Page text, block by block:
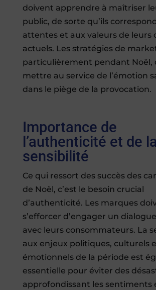
doivent apprendre à maîtriser
public, de sorte qu’ils
attentes et aux valeurs de leurs
actuels. Les stratégies de
particulièrement pendant Noël,
mettre au service de l’émotion
dans le piège de la provocation.
Importance de
l’authenticité et de la
sensibilité
Ce qui ressort des succès des
de Noël, c’est le besoin crucial
d’authenticité. Les marques
s’efforcer d’engager un
avec leurs consommateurs. La
aux enjeux politiques, culturels
émotionnels de la période est
essentielle pour éviter des
approfondissant les sentiments